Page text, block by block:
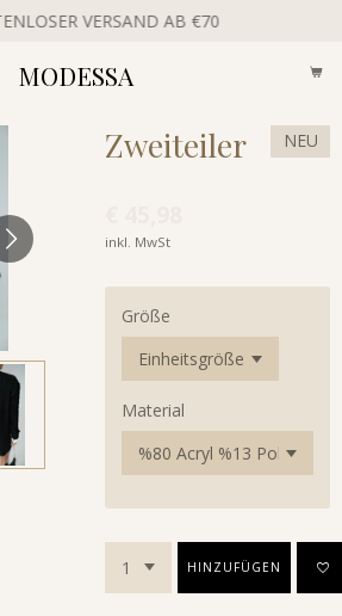
MODESSA
VERSAND AB €70
Zweiteiler NEU
inkl. MwSt
Größe
Material
HINZUFÜGEN